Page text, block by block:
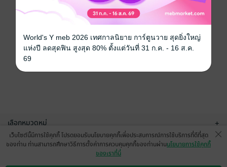
เลือกหมวดหมู่ +
บริการช่วยเหลือ
เว็บไซต์นี้มีการใช้คุกกี้ โปรดยอมรับนโยบายคุกกี้เพื่อประสบการณ์การใช้บริการที่ดีที่สุด
ของท่าน ท่านสามารถศึกษาวิธีการตั้งค่าการควบคุมคุกกี้ของท่านผ่านนโยบายการใช้คุกกี้
ของเราที่นี่
World's Y meb 2026 เทศกาลนิยาย การ์ตูนวาย สุดยิ่งใหญ่
แห่งปี ลดสุดฟิน สูงสุด 80% ตั้งแต่วันที่ 31 ก.ค. - 16 ส.ค.
69